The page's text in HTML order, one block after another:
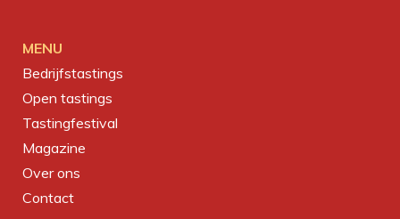
MENU
Bedrijfstastings
Open tastings
Tastingfestival
Magazine
Over ons
Contact